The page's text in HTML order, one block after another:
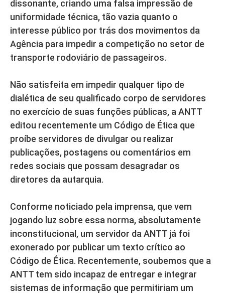
dissonante, criando uma falsa impressão de
uniformidade técnica, tão vazia quanto o
interesse público por trás dos movimentos da
Agência para impedir a competição no setor de
transporte rodoviário de passageiros.
Não satisfeita em impedir qualquer tipo de
dialética de seu qualificado corpo de servidores
no exercício de suas funções públicas, a ANTT
editou recentemente um Código de Ética que
proíbe servidores de divulgar ou realizar
publicações, postagens ou comentários em
redes sociais que possam desagradar os
diretores da autarquia.
Conforme noticiado pela imprensa, que vem
jogando luz sobre essa norma, absolutamente
inconstitucional, um servidor da ANTT já foi
exonerado por publicar um texto crítico ao
Código de Ética. Recentemente, soubemos que a
ANTT tem sido incapaz de entregar e integrar
sistemas de informação que permitiriam um